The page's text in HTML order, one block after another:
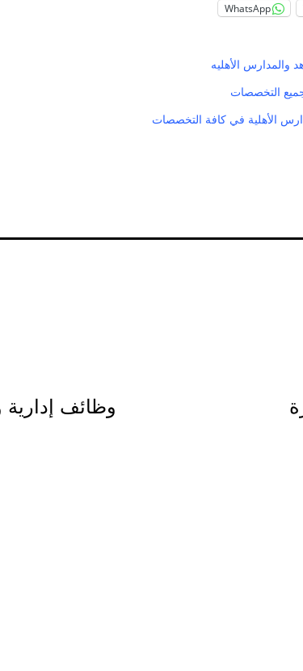
WhatsApp
والمدارس الأهليه
التخصصات
الأهلية في كافة التخصصات
وظائف